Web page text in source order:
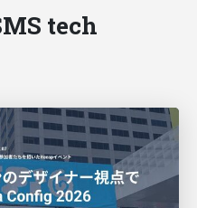
tech